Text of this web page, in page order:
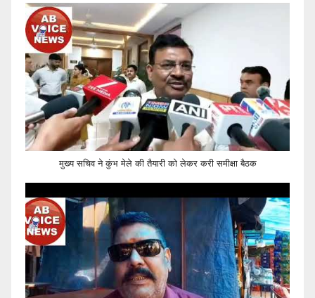
मुख्य सचिव ने कुंभ मेले की तैयारी को लेकर करी समीक्षा बैठक